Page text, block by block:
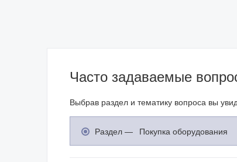
Часто задаваемые
Выбрав раздел и тематику вопроса вы
Раздел — Покупка оборудования